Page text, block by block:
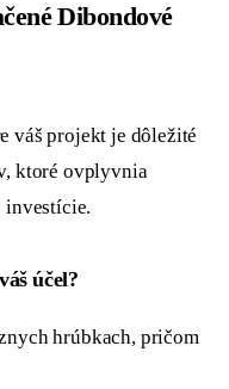
Dibondové
váš projekt je dôležité
ktoré ovplyvnia
investície.
účel?
hrúbkach, pričom